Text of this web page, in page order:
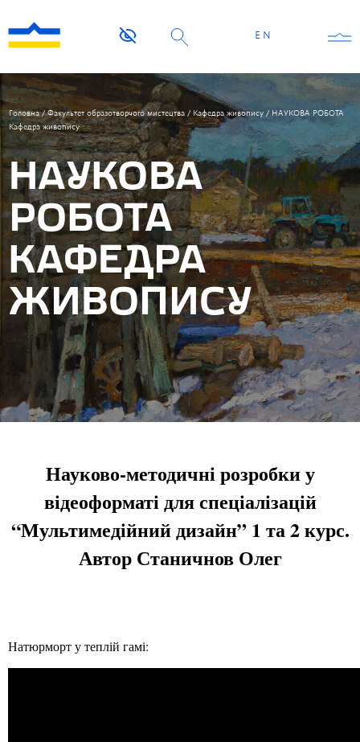
EN
Головна/Факультет образотворчого мистецтва / Кафедра живопису / НАУКОВА РОБОТА
Кафедра живопису
НАУКОВА
РОБОТА
КАФЕДРА
ЖИВОПИСУ
Науково-методичні розробки у
відеоформаті для спеціалізацій
“Мультимедійний дизайн” 1 та 2 курс.
Автор Станичнов Олег
Натюрморт у теплій гамі: